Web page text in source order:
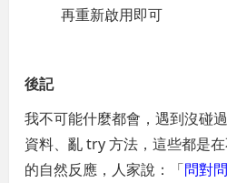
再重新啟用即可
後記
我不可能什麼都會，遇到沒碰
資料、亂 try 方法，這些都是
的自然反應，人家說：「問對